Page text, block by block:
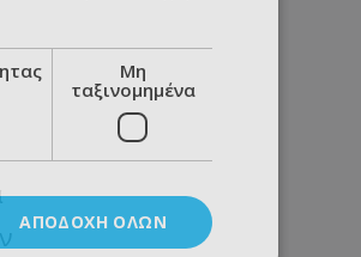
Μη
ταξινομημένα
ΑΠΟΔΟΧΉ ΌΛΩΝ